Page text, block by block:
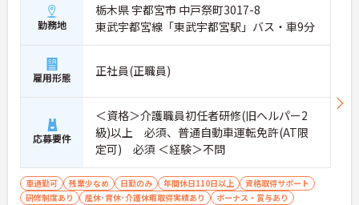
勤務地
栃木県 宇都宮市 中戸祭町3017-8
東武宇都宮線「東武宇都宮駅」バス・車9分
雇用形態 正社員(正職員)
応募要件
＜資格＞介護職員初任者研修(旧ヘルパー2
級)以上 必須、普通自動車運転免許(AT限
定可) 必須 ＜経験＞不問
車通勤可 残業少なめ 日勤のみ 年間休日110日以上
資格取得サポート
研修制度あり
産休･育休･介護休暇取得実績あり
ボーナス・賞与あり